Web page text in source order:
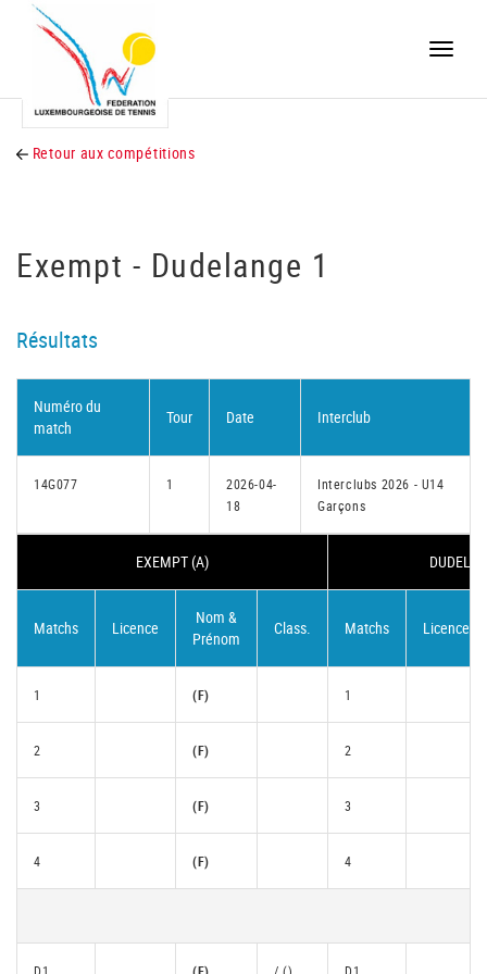
Toggle
Retour aux compétitions
Exempt - Dudelange 1
Résultats
Numéro du
match
Tour Date Interclub
14G077 1
2026-04-
18
Interclubs 2026 - U14
Garçons
EXEMPT (A)
Matchs Licence
Nom &
Prénom
Class. Matchs Licence
1 (F) 1
2 (F) 2
3 (F) 3
4 (F) 4